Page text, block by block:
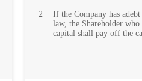
2
If the Company has
law, the Shareholder
capital shall pay off the